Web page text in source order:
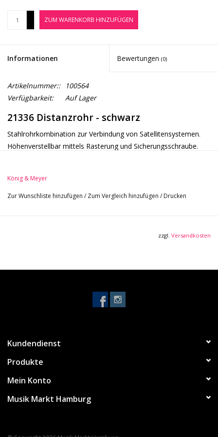
Jobbörse
Marken
ZUM WARENKORB HINZUFÜGEN
Informationen Bewertungen (0)
Artikelnummer::
100564
Verfügbarkeit:
Auf Lager
21336 Distanzrohr - schwarz
Stahlrohrkombination zur Verbindung von Satellitensystemen.
Höhenverstellbar mittels Rasterung und Sicherungsschraube.
König & Meyer
Zur Wunschliste hinzufügen / Zum Vergleich hinzufügen / Drucken
zzgl. Versandkosten
Kundendienst
Produkte
Mein Konto
Musik Markt Hamburg